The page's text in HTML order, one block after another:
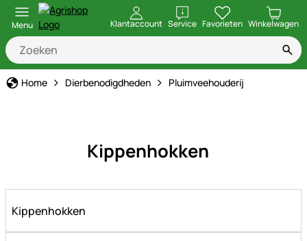
Menu Klantaccount ServiceopenenFavorieten Winkelwagen
Home Dierbenodigdheden Pluimveehouderij
Kippenhokken
Kippenhokken